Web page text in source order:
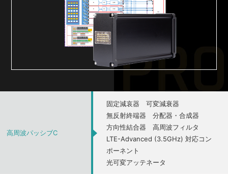
高周波パッシブC
固定減哀器
可変減衰器
無反射終端器
分配器・合成器
方向性結合器
高周波フィルタ
LTE-Advanced (3.5GHz) 対応コン
ポーネント
光可変アッテネータ